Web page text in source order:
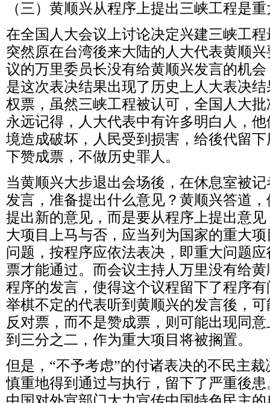
（三）黄顺兴从程序上提出三峡工程是
在全国人大会议上讨论决定兴建三峡工
突然原在台湾後来大陆的人大代表黄顺
议的万里委员长没有给黄顺兴发言的机
是这次表决结果出现了历史上人大表决
权票，虽然三峡工程被认可，全国人大
永远记得，人大代表中有许多明白人，
境造成破坏，人民受到损害，给後代留
下赞成票，不做历史罪人。
当黄顺兴大步退出会场後，在休息室被
发言，准备提出什么意见？黄顺兴答道
提出新的意见，而是要从程序上提出意
大项目上马与否，应当列为国家的重大
问题，按程序应依法表决，即重大问题
票才能通过。而会议主持人万里没有给
程序的发言，使得这个议程留下了程序
举棋不定的代表听到黄顺兴的发言後，
反对票，而不是赞成票，则可能出现同
到三分之二，作为重大项目将被搁置。
但是， “不予考虑”的付诸表决的不民主
慎重地得到通过与执行，留下了严重後